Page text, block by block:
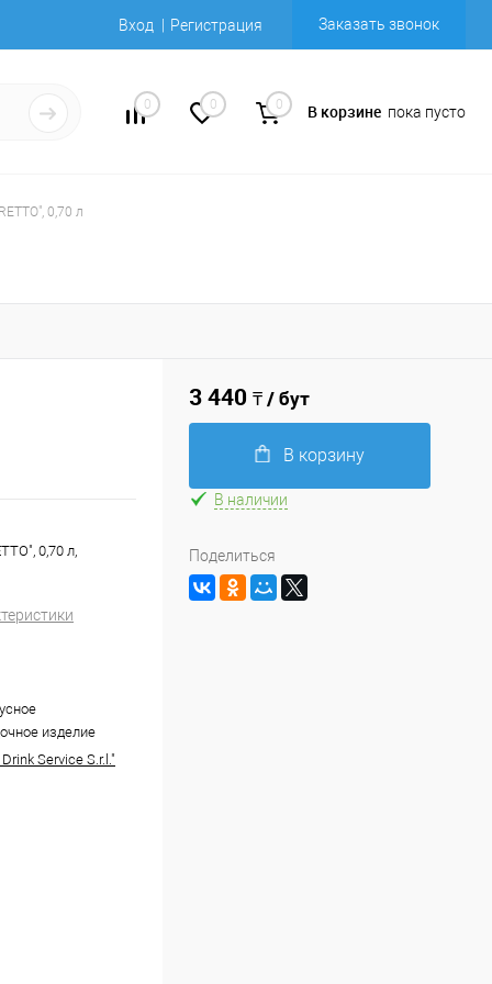
Вход Регистрация Заказать звонок
0 0 0 В корзине пока пусто
0,70 л
0,70 л,
изделие
Service S.r.l."
3 440 ₸ / бут
В корзину
В наличии
Поделиться